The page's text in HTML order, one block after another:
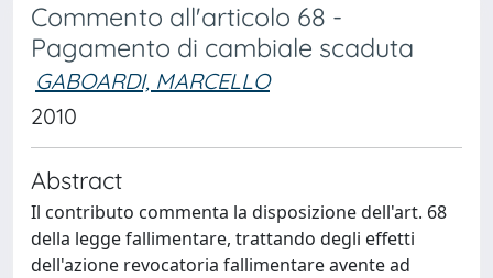
Commento all'articolo 68 -
Pagamento di cambiale scaduta
GABOARDI, MARCELLO
2010
Abstract
Il contributo commenta la disposizione dell'art. 68
della legge fallimentare, trattando degli effetti
dell'azione revocatoria fallimentare avente ad